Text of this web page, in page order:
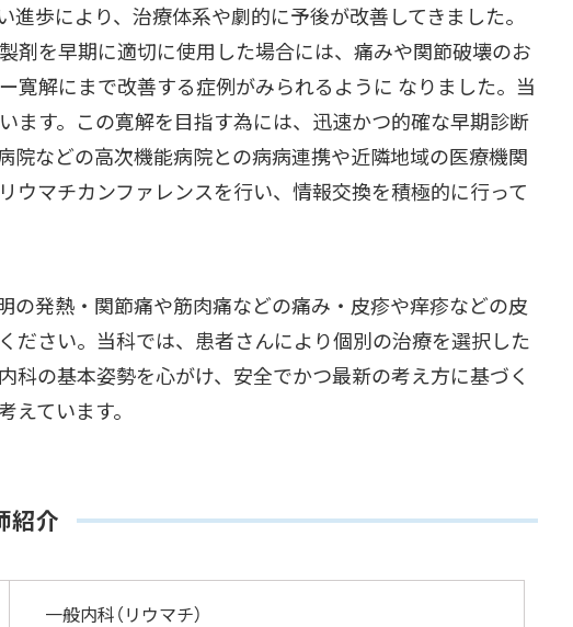
歩により、治療体系や劇的に予後が改善してきました。
剤を早期に適切に使用した場合には、痛みや関節破壊のお
寛解にまで改善する症例がみられるように なりました。当
ます。この寛解を目指す為には、迅速かつ的確な早期診断
院などの高次機能病院との病病連携や近隣地域の医療機関
ウマチカンファレンスを行い、情報交換を積極的に行って
発熱・関節痛や筋肉痛などの痛み・皮疹や痒疹などの皮
ださい。当科では、患者さんにより個別の治療を選択した
の基本姿勢を心がけ、安全でかつ最新の考え方に基づく
ています。
紹介
一般内科（リウマチ）